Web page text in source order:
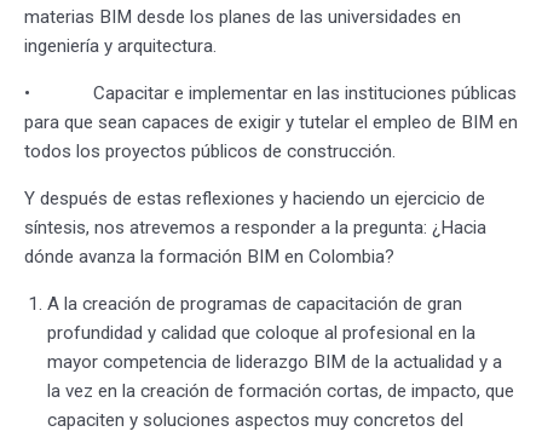
materias BIM desde los planes de las universidades en
ingeniería y arquitectura.
• Capacitar e implementar en las instituciones públicas
para que sean capaces de exigir y tutelar el empleo de BIM en
todos los proyectos públicos de construcción.
Y después de estas reflexiones y haciendo un ejercicio de
síntesis, nos atrevemos a responder a la pregunta: ¿Hacia
dónde avanza la formación BIM en Colombia?
A la creación de programas de capacitación de gran
profundidad y calidad que coloque al profesional en la
mayor competencia de liderazgo BIM de la actualidad y a
la vez en la creación de formación cortas, de impacto, que
capaciten y soluciones aspectos muy concretos del